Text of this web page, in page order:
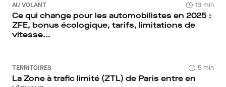
AU VOLANT 13 min
Ce qui change pour les automobilistes en 2025 :
ZFE, bonus écologique, tarifs, limitations de
vitesse...
TERRITOIRES 5 min
La Zone à trafic limité (ZTL) de Paris entre en